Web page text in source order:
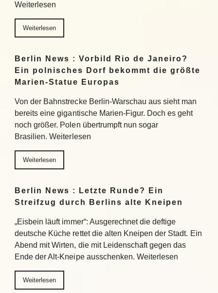
Weiterlesen
Weiterlesen
Berlin News : Vorbild Rio de Janeiro?
Ein polnisches Dorf bekommt die größte
Marien-Statue Europas
Von der Bahnstrecke Berlin-Warschau aus sieht man
bereits eine gigantische Marien-Figur. Doch es geht
noch größer. Polen übertrumpft nun sogar
Brasilien. Weiterlesen
Weiterlesen
Berlin News : Letzte Runde? Ein
Streifzug durch Berlins alte Kneipen
„Eisbein läuft immer“: Ausgerechnet die deftige
deutsche Küche rettet die alten Kneipen der Stadt. Ein
Abend mit Wirten, die mit Leidenschaft gegen das
Ende der Alt-Kneipe ausschenken. Weiterlesen
Weiterlesen